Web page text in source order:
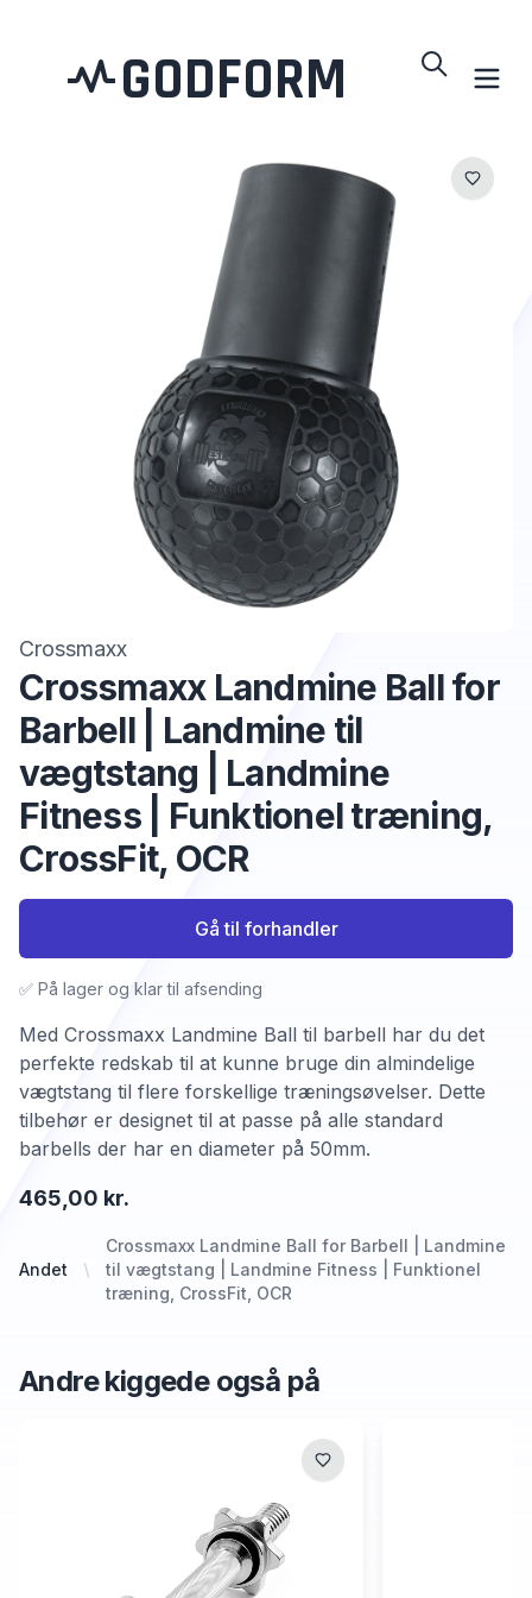
GODFORM
Crossmaxx
Crossmaxx Landmine Ball for
Barbell | Landmine til
vægtstang | Landmine
Fitness | Funktionel træning,
CrossFit, OCR
Andet
Crossmaxx Landmine Ball for Barbell | Landmine
til vægtstang | Landmine Fitness | Funktionel
træning, CrossFit, OCR
465,00 kr.
Med Crossmaxx Landmine Ball til barbell har du det
perfekte redskab til at kunne bruge din almindelige
vægtstang til flere forskellige træningsøvelser. Dette
tilbehør er designet til at passe på alle standard
barbells der har en diameter på 50mm.
✅ På lager og klar til afsending
Gå til forhandler
Andre kiggede også på